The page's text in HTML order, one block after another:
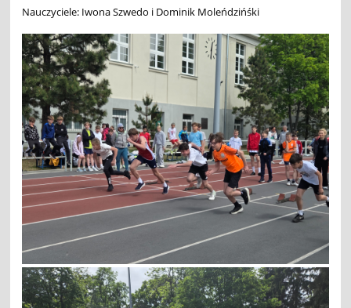
Nauczyciele: Iwona Szwedo i Dominik Moleńdzińśki